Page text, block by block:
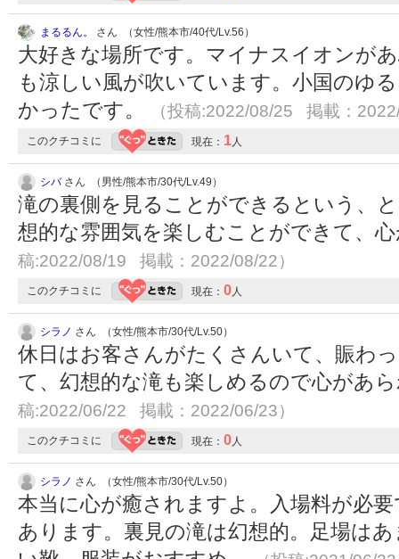
まるるん。 さん （女性/熊本市/40代/Lv.56）
大好きな場所です。マイナスイオンが
も涼しい風が吹いています。小国のゆ
かったです。
（投稿:2022/08/25 掲載：
このクチコミに 現在： 1人
シバさん （男性/熊本市/30代/Lv.49）
滝の裏側を見ることができるという、
想的な雰囲気を楽しむことができて、
稿:2022/08/19 掲載：2022/08/22）
このクチコミに 現在： 0人
シラノ さん （女性/熊本市/30代/Lv.50）
休日はお客さんがたくさんいて、賑わ
て、幻想的な滝も楽しめるので心があ
稿:2022/06/22 掲載：2022/06/23）
このクチコミに 現在： 0人
シラノ さん （女性/熊本市/30代/Lv.50）
本当に心が癒されますよ。入場料が必
あります。裏見の滝は幻想的。足場は